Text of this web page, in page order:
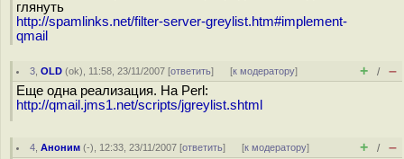
глянуть
http://spamlinks.net/filter-server-greylist.htm#implement-
qmail
3 ,OLD (ok), 11:58, 23/11/2007 [ответить] [к модератору] + / –
Еще одна реализация. На Perl:
http://qmail.jms1.net/scripts/jgreylist.shtml
4 ,Аноним (-), 12:33, 23/11/2007 [ответить] [к модератору] + / –